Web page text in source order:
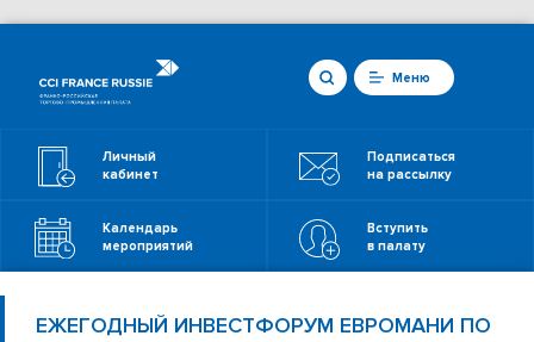
Меню
Личный
кабинет
Подписаться
на рассылку
Календарь
мероприятий
Вступить
в палату
ЕЖЕГОДНЫЙ ИНВЕСТФОРУМ ЕВРОМАНИ ПО